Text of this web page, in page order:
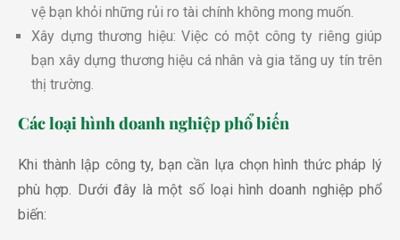
vệ bạn khỏi những rủi ro tài chính không mong muốn.
Xây dựng thương hiệu: Việc có một công ty riêng giúp
bạn xây dựng thương hiệu cá nhân và gia tăng uy tín trên
thị trường.
Các loại hình doanh nghiệp phổ biến
Khi thành lập công ty, bạn cần lựa chọn hình thức pháp lý
phù hợp. Dưới đây là một số loại hình doanh nghiệp phổ
biến: